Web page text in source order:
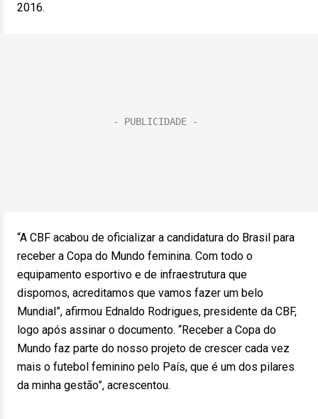
2016.
“A CBF acabou de oficializar a candidatura do Brasil para
receber a Copa do Mundo feminina. Com todo o
equipamento esportivo e de infraestrutura que
dispomos, acreditamos que vamos fazer um belo
Mundial”, afirmou Ednaldo Rodrigues, presidente da CBF,
logo após assinar o documento. “Receber a Copa do
Mundo faz parte do nosso projeto de crescer cada vez
mais o futebol feminino pelo País, que é um dos pilares
da minha gestão”, acrescentou.